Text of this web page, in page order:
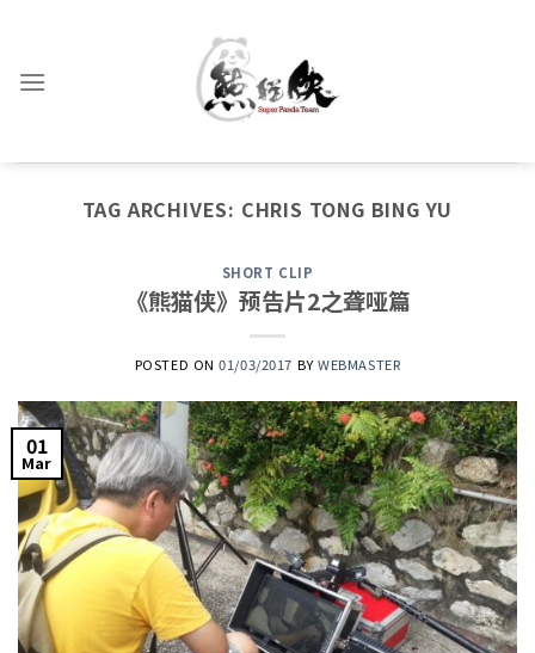
content
TAG ARCHIVES: CHRIS TONG BING YU
SHORT CLIP
《熊猫侠》预告片2之聋哑篇
POSTED ON01/03/2017 BYWEBMASTER
01
Mar